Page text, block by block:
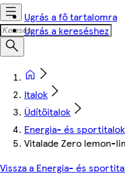
Ugrás a fő tartalomra
Ugrás a kereséshez
Italok
Üdítőitalok
Energia- és sportitalok
Vitalade Zero lemon-
Vissza a Energia- és